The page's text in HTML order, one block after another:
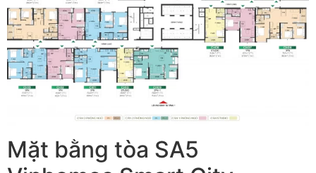
Mặt bằng tòa SA5